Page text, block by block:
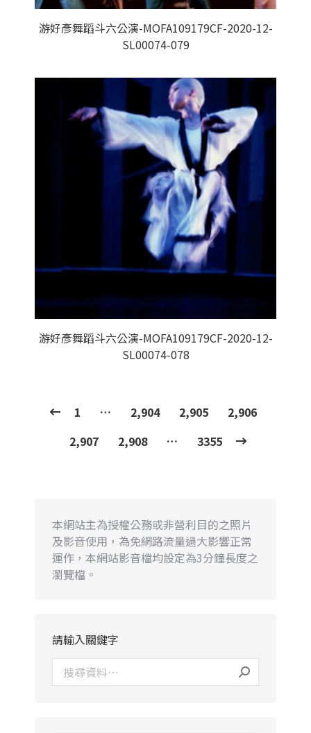
游好彥舞蹈斗六公演-MOFA109179CF-2020-12-
SL00074-079
游好彥舞蹈斗六公演-MOFA109179CF-2020-12-
SL00074-078
1 … 2,904 2,905
2,906
2,907
2,908 … 3355
本網站主為授權公務或非營利目的之照片
及影音使用，為免網路流量過大影響正常
運作，本網站影音檔均設定為3分鐘長度之
瀏覽檔。
請輸入關鍵字